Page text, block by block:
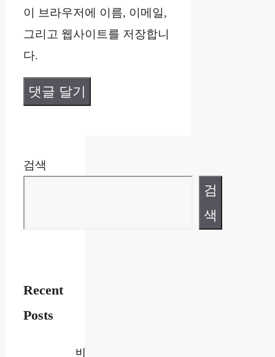
트
이 브라우저에 이름, 이메일,
그리고 웹사이트를 저장합니
다.
검색
검
색
Recent
Posts
비